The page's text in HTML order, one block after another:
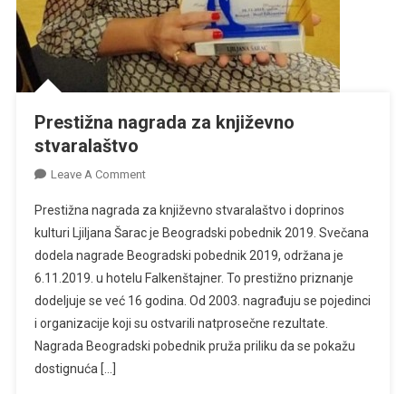
Prestižna nagrada za književno
stvaralaštvo
Leave A CommentOn
Nagrada
Za
Književno
Stvaralaštvo
Prestižna nagrada za književno stvaralaštvo i doprinos
kulturi Ljiljana Šarac je Beogradski pobednik 2019. Svečana
dodela nagrade Beogradski pobednik 2019, održana je
6.11.2019. u hotelu Falkenštajner. To prestižno priznanje
dodeljuje se već 16 godina. Od 2003. nagrađuju se pojedinci
i organizacije koji su ostvarili natprosečne rezultate.
Nagrada Beogradski pobednik pruža priliku da se pokažu
dostignuća […]